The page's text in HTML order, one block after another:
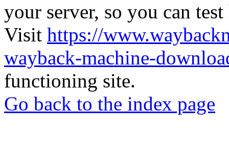
your server, so you can
Visit https://
wayback-machine-
functioning site.
Go back to the index page